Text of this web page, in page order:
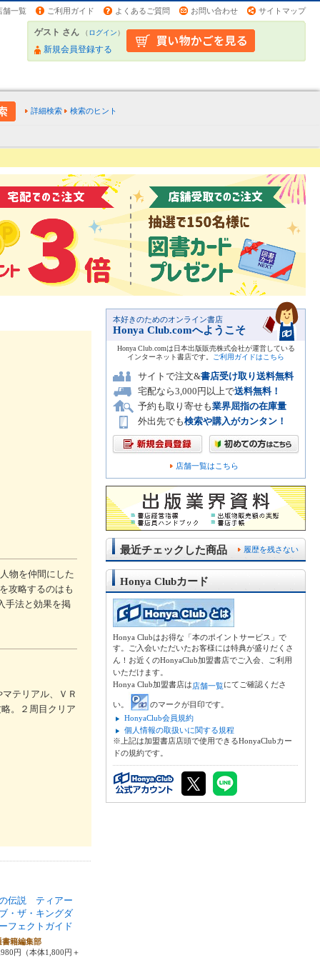
舗一覧 ご利用ガイド よくあるご質問 お問い合わせ サイトマップ
ゲスト さん （ログイン）
新規会員登録する
詳細検索 検索のヒント
物を仲間にした
攻略するのはも
手法と効果を掲
テリアル、ＶＲ
。２周目クリア
伝説 ティアー
・ザ・キングダ
フェクトガイド
書籍編集部
円（本体1,800円＋
本好きのためのオンライン書店
Honya Club.comへようこそ
Honya Club.comは日本出版販売株式会社が運営している
インターネット書店です。
ご利用ガイドはこちら
サイトで注文&書店受け取り送料無料
宅配なら3,000円以上で送料無料！
予約も取り寄せも業界屈指の在庫量
外出先でも検索や購入がカンタン！
店舗一覧はこちら
履歴を残さない
最近チェックした商品
Honya Clubカード
Honya Clubはお得な「本のポイントサービス」で
す。ご入会いただいたお客様には特典が盛りだくさ
ん！お近くのHonyaClub加盟書店でご入会、ご利用
いただけます。
Honya Club加盟書店は店舗一覧にてご確認くださ
い。
のマークが目印です。
HonyaClub会員規約
個人情報の取扱いに関する規程
※上記は加盟書店店頭で使用できるHonyaClubカー
ドの規約です。